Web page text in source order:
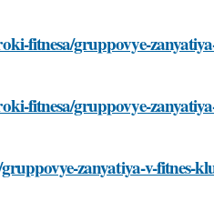
fitnesa/gruppovye-
fitnesa/gruppovye-
zanyatiya-v-fitnes-